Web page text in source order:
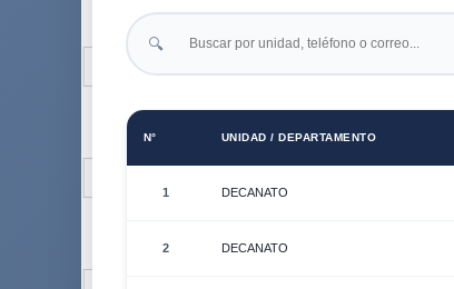
N° UNIDAD / DEPARTAMENTO
1 DECANATO
2 DECANATO